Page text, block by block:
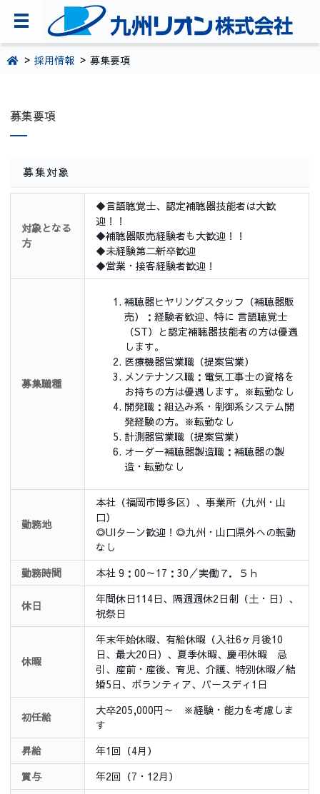
TOPページ
環境・CSR活動
採用情報
092-281-5361
採用情報 募集要項
募集要項
募集対象
対象となる
方
◆言語聴覚士、認定補聴器技能者は大歓
迎！！
◆補聴器販売経験者も大歓迎！！
◆未経験第二新卒歓迎
◆営業・接客経験者歓迎！
募集職種
補聴器ヒヤリングスタッフ（補聴器販
売）：経験者歓迎、特に 言語聴覚士
（ST）と認定補聴器技能者の方は優遇
します。
医療機器営業職（提案営業）
メンテナンス職：電気工事士の資格を
お持ちの方は優遇します。※転勤なし
開発職：組込み系・制御系システム開
発経験の方。※転勤なし
計測器営業職（提案営業）
オーダー補聴器製造職：補聴器の製
造・転勤なし
勤務地
本社（福岡市博多区）、事業所（九州・山
口）
◎UIターン歓迎！◎九州・山口県外への転勤
なし
勤務時間
本社 9：00～17：30／実働７．５ｈ
休日
年間休日114日、隔週週休2日制（土・日）、
祝祭日
休暇
年末年始休暇、有給休暇（入社6ヶ月後10
日、最大20日）、夏季休暇、慶弔休暇 忌
引、産前・産後、育児、介護、特別休暇／結
婚5日、ボランティア、バースディ1日
初任給
大卒205,000円～ ※経験・能力を考慮しま
す
昇給
年1回（4月）
賞与
年2回（7・12月）